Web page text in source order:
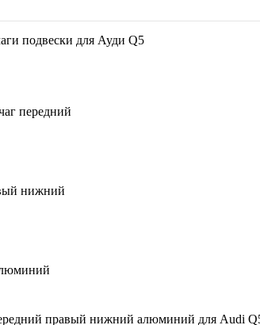
подвески для Ауди Q5
правый нижний алюминий для Audi